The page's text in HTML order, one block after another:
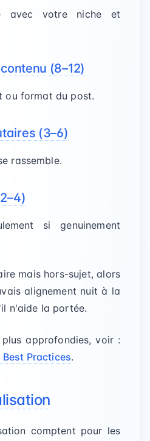
avec votre niche et
(8–12)
ou format du post.
(3–6)
rassemble.
si genuinement
mais hors-sujet, alors
alignement nuit à la
n'aide la portée.
approfondies, voir :
Practices.
comptent pour les